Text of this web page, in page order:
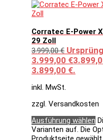
Corratec E-Power
29 Zoll
3.999,00€
3.999,00 €
3.899,00 €.
inkl. MwSt.
zzgl. Versandkosten
Ausführung wählen
Varianten auf. Die